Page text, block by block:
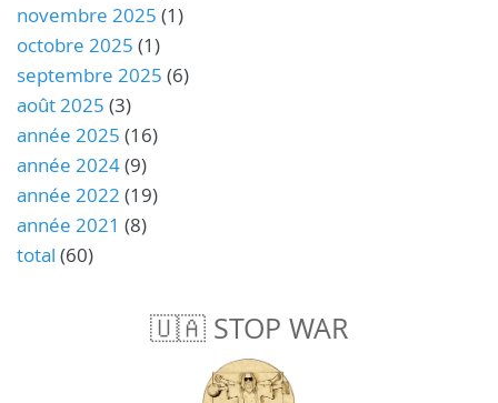
novembre 2025 (1)
octobre 2025 (1)
septembre 2025 (6)
août 2025 (3)
année 2025 (16)
année 2024(9)
année 2022 (19)
année 2021 (8)
total (60)
🇺🇦 STOP WAR